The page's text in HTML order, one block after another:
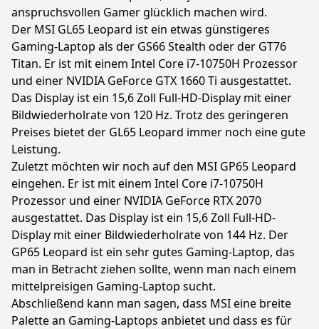
anspruchsvollen Gamer glücklich machen wird.
Der MSI GL65 Leopard ist ein etwas günstigeres
Gaming-Laptop als der GS66 Stealth oder der GT76
Titan. Er ist mit einem Intel Core i7-10750H Prozessor
und einer NVIDIA GeForce GTX 1660 Ti ausgestattet.
Das Display ist ein 15,6 Zoll Full-HD-Display mit einer
Bildwiederholrate von 120 Hz. Trotz des geringeren
Preises bietet der GL65 Leopard immer noch eine gute
Leistung.
Zuletzt möchten wir noch auf den MSI GP65 Leopard
eingehen. Er ist mit einem Intel Core i7-10750H
Prozessor und einer NVIDIA GeForce RTX 2070
ausgestattet. Das Display ist ein 15,6 Zoll Full-HD-
Display mit einer Bildwiederholrate von 144 Hz. Der
GP65 Leopard ist ein sehr gutes Gaming-Laptop, das
man in Betracht ziehen sollte, wenn man nach einem
mittelpreisigen Gaming-Laptop sucht.
Abschließend kann man sagen, dass MSI eine breite
Palette an Gaming-Laptops anbietet und dass es für